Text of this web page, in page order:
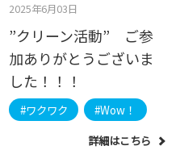
2025年6月03日
”クリーン活動” ご参
加ありがとうございま
した！！！
#ワクワク
#Wow！
詳細はこちら